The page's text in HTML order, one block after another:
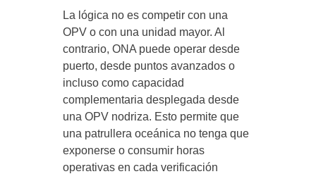
La lógica no es competir con una
OPV o con una unidad mayor. Al
contrario, ONA puede operar desde
puerto, desde puntos avanzados o
incluso como capacidad
complementaria desplegada desde
una OPV nodriza. Esto permite que
una patrullera oceánica no tenga que
exponerse o consumir horas
operativas en cada verificación